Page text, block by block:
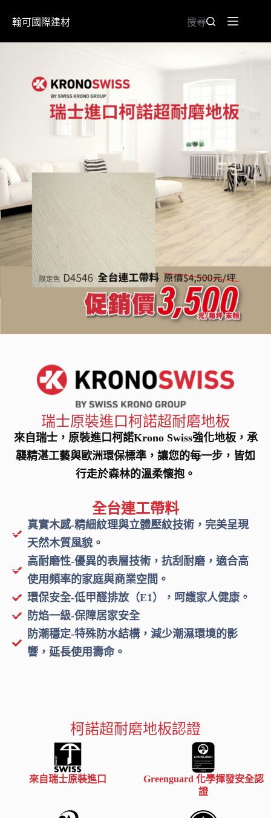
翰可國際建材 搜尋
瑞士原裝進口柯諾超耐磨地板
來自瑞士，原裝進口柯諾Krono Swiss強化地板，承
襲精湛工藝與歐洲環保標準，讓您的每一步，皆如
行走於森林的溫柔懷抱。
全台連工帶料
真實木感-精細紋理與立體壓紋技術，完美呈現
天然木質風貌。
高耐磨性-優異的表層技術，抗刮耐磨，適合高
使用頻率的家庭與商業空間。
環保安全-低甲醛排放（E1），呵護家人健康。
防焰一級-保障居家安全
防潮穩定-特殊防水結構，減少潮濕環境的影
響，延長使用壽命。
柯諾超耐磨地板認證
來自瑞士原裝進口
Greenguard 化學揮發安全認
證